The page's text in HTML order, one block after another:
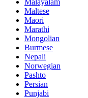
Maltese
Maori
Marathi
Mongolian
Burmese
Nepali
Norwegian
Pashto
Persian
Punjabi